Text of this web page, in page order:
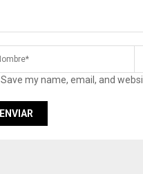
Save my name, email, and